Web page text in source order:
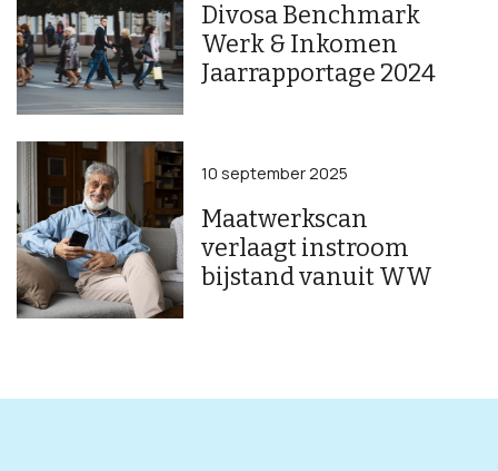
Divosa Benchmark
Werk & Inkomen
Jaarrapportage 2024
Maatwerkscan
verlaagt instroom
bijstand vanuit WW
10 september 2025